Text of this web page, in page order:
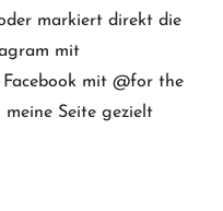
markiert direkt die
mit
mit @for the
Seite gezielt